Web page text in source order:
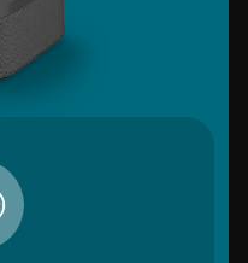
el audio importa.